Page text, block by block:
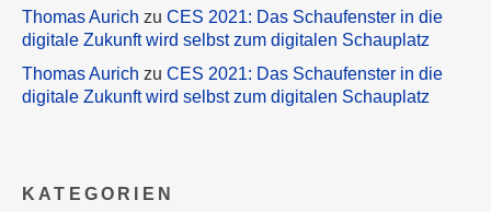
Thomas Aurich zu CES 2021: Das Schaufenster in die
digitale Zukunft wird selbst zum digitalen Schauplatz
Thomas Aurich zu CES 2021: Das Schaufenster in die
digitale Zukunft wird selbst zum digitalen Schauplatz
KATEGORIEN